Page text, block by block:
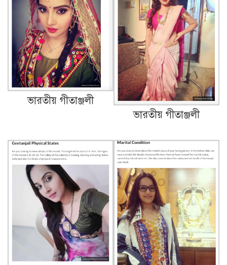
ভারতীয় গীতাঞ্জলী
ভারতীয় গীতাঞ্জলী